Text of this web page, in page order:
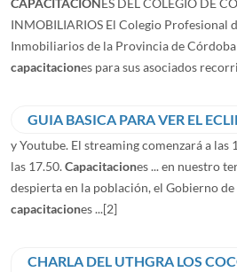
CAPACITACIONES DEL COLEGIO DE
INMOBILIARIOS El Colegio Profesional
Inmobiliarios de la Provincia de
capacitaciones para sus asociados
GUIA BASICA PARA VER EL
y Youtube. El streaming comenzará a las
las 17.50.Capacitaciones ... en nuestro
despierta en la población, el Gobierno
capacitaciones ...[2]
CHARLA DEL UTHGRA LOS